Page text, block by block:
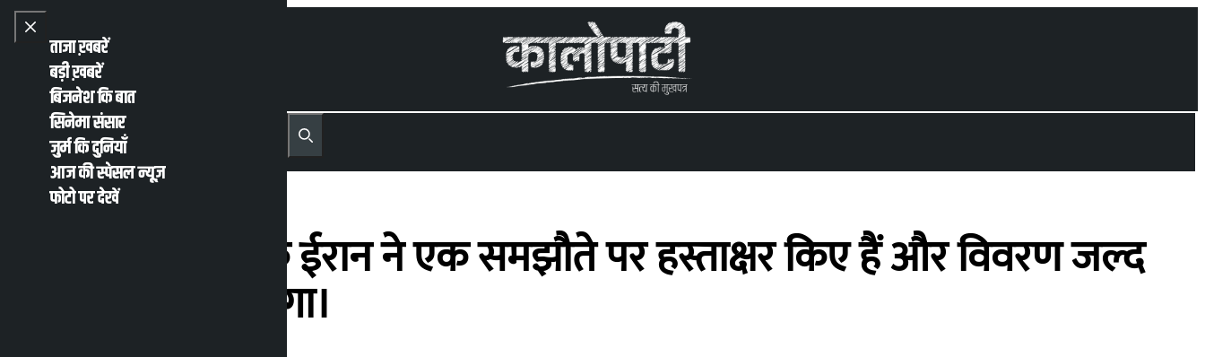
Skip to content
Close menu
ताजा ख़बरें
बड़ी ख़बरें
बिजनेश कि बात
सिनेमा संसार
जुर्म कि दुनियाँ
आज की स्पेसल न्यूज़
फोटो पर देखें
Open main menu
MENU Recent NewsTrending News
Search
ट्रंप का कहना है कि ईरान ने एक समझौते पर हस्ताक्षर किए हैं और विवरण जल्द
ही जारी किया जाएगा।